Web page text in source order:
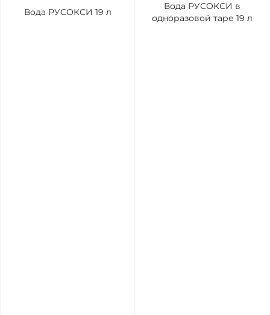
Вода РУСОКСИ 19 л
Вода РУСОКСИ в
одноразовой таре 19 л